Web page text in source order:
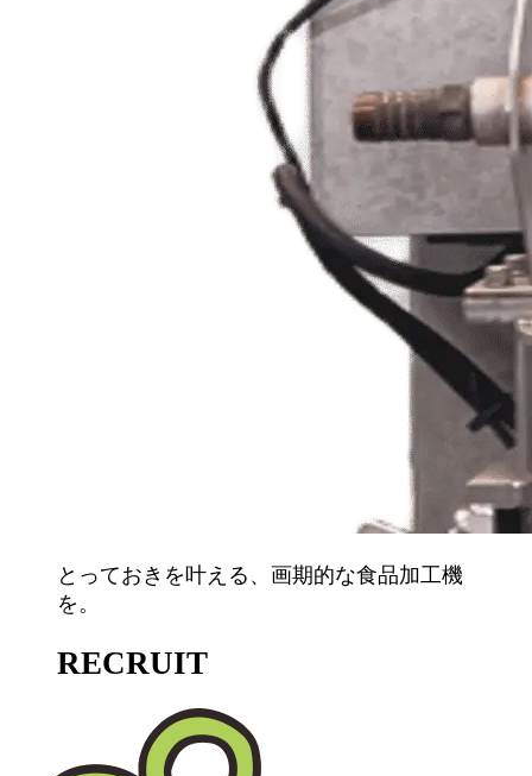
とっておきを叶える、画期的な食品加工機
を。
RECRUIT